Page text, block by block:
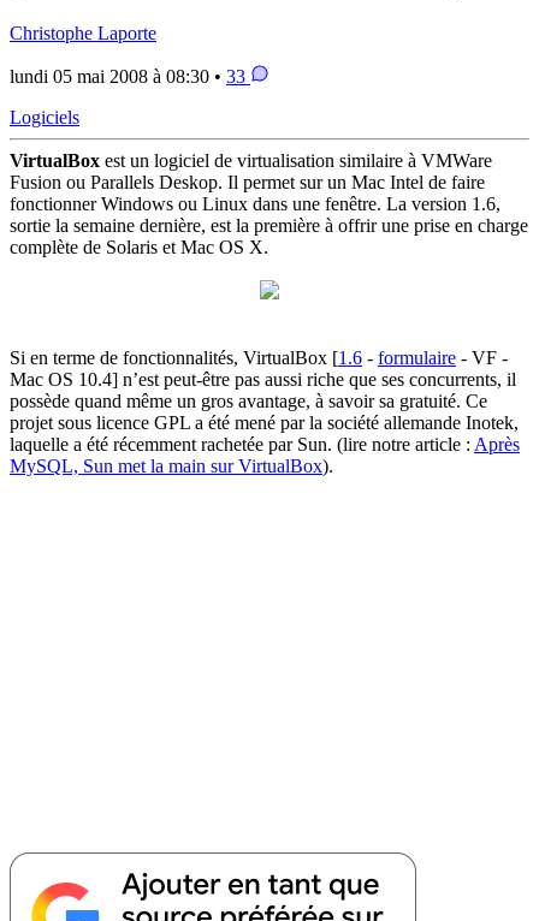
Christophe Laporte
lundi 05 mai 2008 à 08:30 • 33
Logiciels
VirtualBox est un logiciel de virtualisation similaire à VMWare
Fusion ou Parallels Deskop. Il permet sur un Mac Intel de faire
fonctionner Windows ou Linux dans une fenêtre. La version 1.6,
sortie la semaine dernière, est la première à offrir une prise en charge
complète de Solaris et Mac OS X.
Si en terme de fonctionnalités, VirtualBox [1.6 - formulaire - VF -
Mac OS 10.4] n’est peut-être pas aussi riche que ses concurrents, il
possède quand même un gros avantage, à savoir sa gratuité. Ce
projet sous licence GPL a été mené par la société allemande Inotek,
laquelle a été récemment rachetée par Sun. (lire notre article : Après
MySQL, Sun met la main sur VirtualBox).